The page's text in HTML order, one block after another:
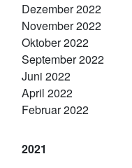
Dezember 2022
November 2022
Oktober 2022
September 2022
Juni 2022
April 2022
Februar 2022
2021